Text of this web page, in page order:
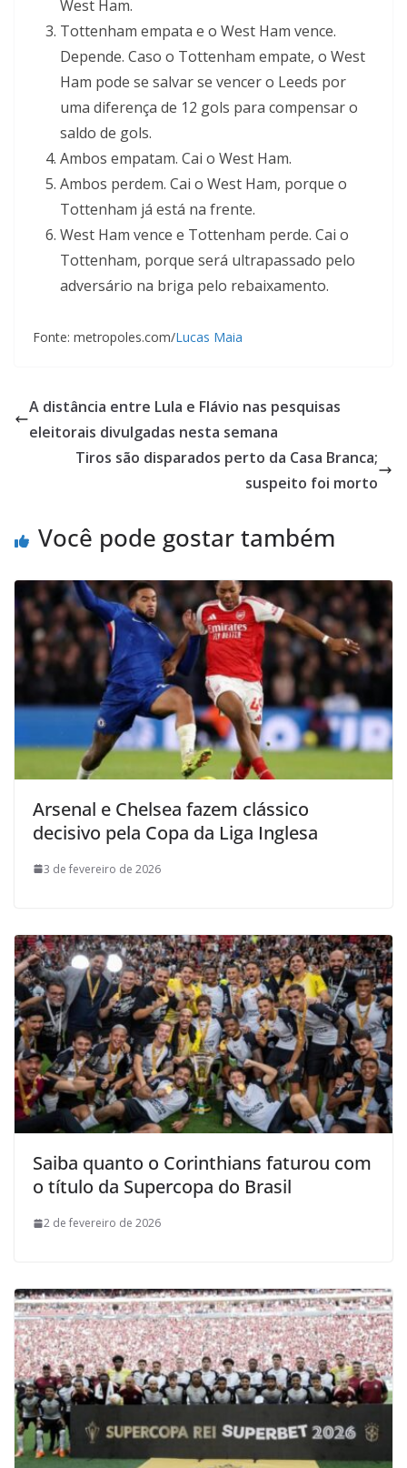
West Ham.
Tottenham empata e o West Ham vence.
Depende. Caso o Tottenham empate, o West
Ham pode se salvar se vencer o Leeds por
uma diferença de 12 gols para compensar o
saldo de gols.
Ambos empatam. Cai o West Ham.
Ambos perdem. Cai o West Ham, porque o
Tottenham já está na frente.
West Ham vence e Tottenham perde. Cai o
Tottenham, porque será ultrapassado pelo
adversário na briga pelo rebaixamento.
Fonte: metropoles.com/Lucas Maia
A distância entre Lula e Flávio nas pesquisas
eleitorais divulgadas nesta semana
Tiros são disparados perto da Casa Branca;
suspeito foi morto
Você pode gostar também
Arsenal e Chelsea fazem clássico
decisivo pela Copa da Liga Inglesa
3 de fevereiro de 2026
Saiba quanto o Corinthians faturou com
o título da Supercopa do Brasil
2 de fevereiro de 2026